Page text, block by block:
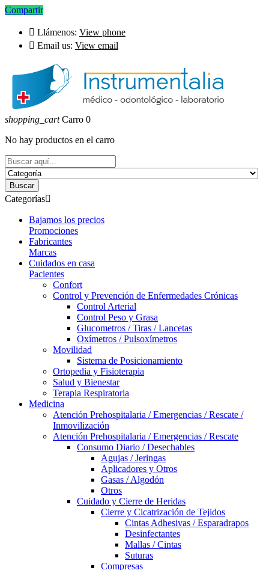
Compartir
 Llámenos: View phone
 Email us: View email
shopping_cart Carro 0
No hay productos en el carro
Buscar
Categorías
Bajamos los precios
Promociones
Fabricantes
Marcas
Cuidados en casa
Pacientes
Confort
Control y Prevención de Enfermedades Crónicas
Control Arterial
Control Peso y Grasa
Glucometros / Tiras / Lancetas
Oxímetros / Pulsoxímetros
Movilidad
Sistema de Posicionamiento
Ortopedia y Fisioterapia
Salud y Bienestar
Terapia Respiratoria
Medicina
Atención Prehospitalaria / Emergencias / Rescate /
Inmovilización
Atención Prehospitalaria / Emergencias / Rescate
Consumo Diario / Desechables
Agujas / Jeringas
Aplicadores y Otros
Gasas / Algodón
Otros
Cuidado y Cierre de Heridas
Cierre y Cicatrización de Tejidos
Cintas Adhesivas / Esparadrapos
Desinfectantes
Mallas / Cintas
Suturas
Compresas